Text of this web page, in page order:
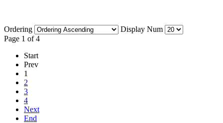
Ordering
Display Num
Page 1 of 4
Start
Prev
1
2
3
4
Next
End